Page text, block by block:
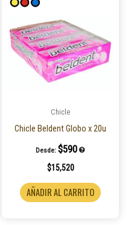
Chicle
Chicle Beldent Globo x 20u
Desde: $590
$15,520
AÑADIR AL CARRITO